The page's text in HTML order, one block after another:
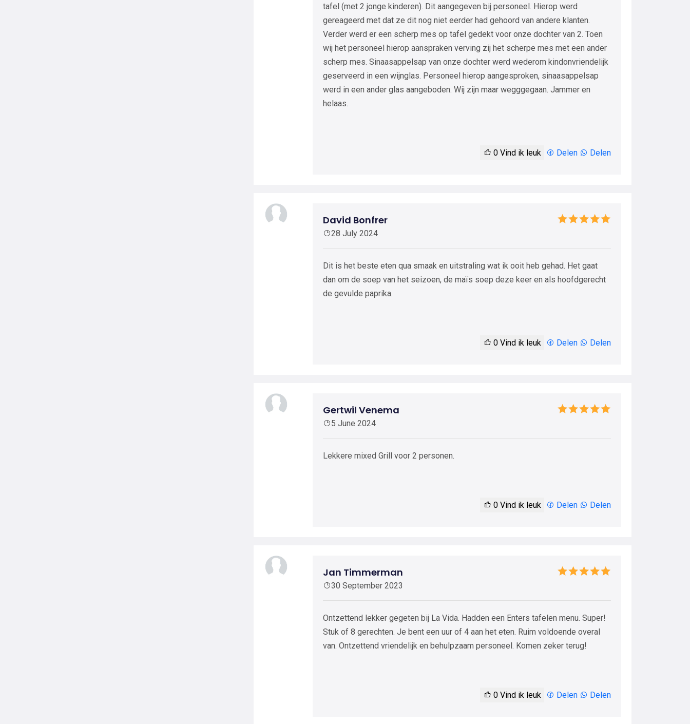
tafel (met 2 jonge kinderen). Dit aangegeven bij personeel. Hierop werd
gereageerd met dat ze dit nog niet eerder had gehoord van andere klanten.
Verder werd er een scherp mes op tafel gedekt voor onze dochter van 2. Toen
wij het personeel hierop aanspraken verving zij het scherpe mes met een ander
scherp mes. Sinaasappelsap van onze dochter werd wederom kindonvriendelijk
geserveerd in een wijnglas. Personeel hierop aangesproken, sinaasappelsap
werd in een ander glas aangeboden. Wij zijn maar wegggegaan. Jammer en
helaas.
0 Vind ik leuk Delen Delen
David Bonfrer
28 July 2024
Dit is het beste eten qua smaak en uitstraling wat ik ooit heb gehad. Het gaat
dan om de soep van het seizoen, de maïs soep deze keer en als hoofdgerecht
de gevulde paprika.
0 Vind ik leuk Delen Delen
Gertwil Venema
5 June 2024
Lekkere mixed Grill voor 2 personen.
0 Vind ik leuk Delen Delen
Jan Timmerman
30 September 2023
Ontzettend lekker gegeten bij La Vida. Hadden een Enters tafelen menu. Super!
Stuk of 8 gerechten. Je bent een uur of 4 aan het eten. Ruim voldoende overal
van. Ontzettend vriendelijk en behulpzaam personeel. Komen zeker terug!
0 Vind ik leuk Delen Delen